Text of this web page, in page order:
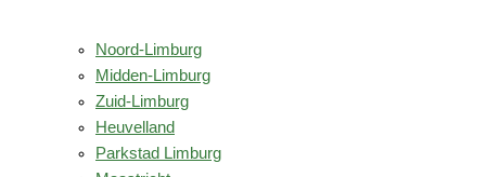
Noord-Limburg
Midden-Limburg
Zuid-Limburg
Heuvelland
Parkstad Limburg